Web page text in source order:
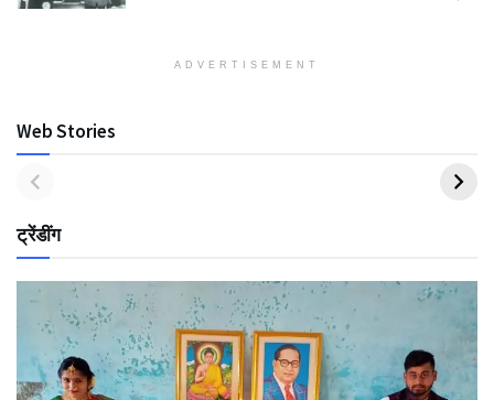
ADVERTISEMENT
Web Stories
ट्रेंडींग